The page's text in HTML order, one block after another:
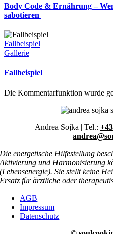
Body Code & Ernährung –
sabotieren
Fallbeispiel
Gallerie
Fallbeispiel
Die Kommentarfunktion wurde
Andrea Sojka | Tel.:
Die energetische Hilfestellung
Aktivierung und Harmonisierung
(Lebensenergie). Sie stellt keine
Ersatz für ärztliche oder
AGB
Impressum
Datenschutz